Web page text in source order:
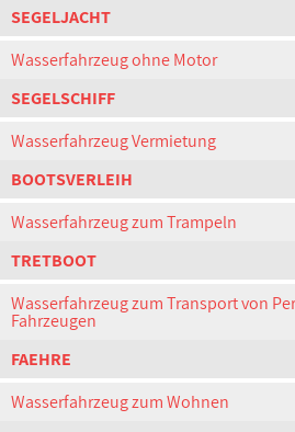
SEGELJACHT
Wasserfahrzeug ohne Motor
SEGELSCHIFF
Wasserfahrzeug Vermietung
BOOTSVERLEIH
Wasserfahrzeug zum Trampeln
TRETBOOT
Wasserfahrzeug zum Transport von
Fahrzeugen
FAEHRE
Wasserfahrzeug zum Wohnen